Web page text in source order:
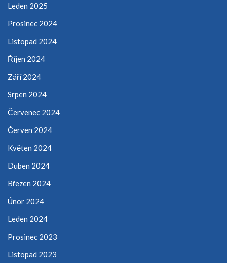
Leden 2025
Prosinec 2024
Listopad 2024
Říjen 2024
Září 2024
Srpen 2024
Červenec 2024
Červen 2024
Květen 2024
Duben 2024
Březen 2024
Únor 2024
Leden 2024
Prosinec 2023
Listopad 2023